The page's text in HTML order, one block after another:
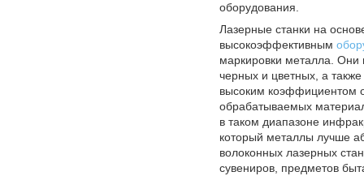
оборудования.
Лазерные станки на
высокоэффективным
маркировки металла. Они
черных и цветных, а
высоким коэффициентом
обрабатываемых
в таком диапазоне
который металлы лучше
волоконных лазерных
сувениров, предметов